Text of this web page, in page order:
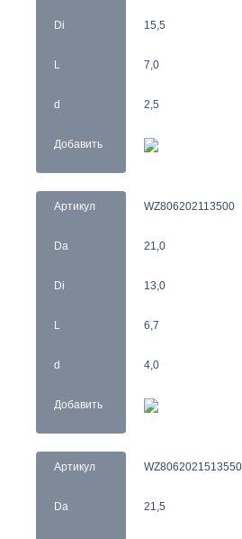
Di
L
d
Добавить
15,5
7,0
2,5
Артикул
Da
Di
L
d
Добавить
WZ806202113500
21,0
13,0
6,7
4,0
Артикул
Da
WZ8062021513550
21,5